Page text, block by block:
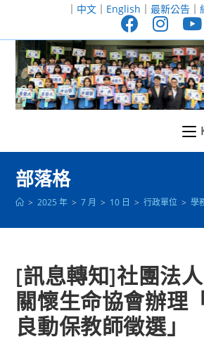
至
｜ 中文｜ English ｜ 最新公告｜
部落格
> 2025 年 > 7 月 > 10 日 > 行政單位 > 學
[訊息轉知]社團法
關懷生命協會辦理
良動保教師徵選」